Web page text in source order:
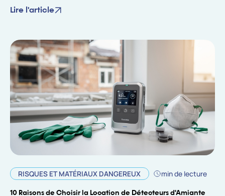
Lire l'article
RISQUES ET MATÉRIAUX DANGEREUX min de lecture
10 Raisons de Choisir la Location de Détecteurs d'Amiante